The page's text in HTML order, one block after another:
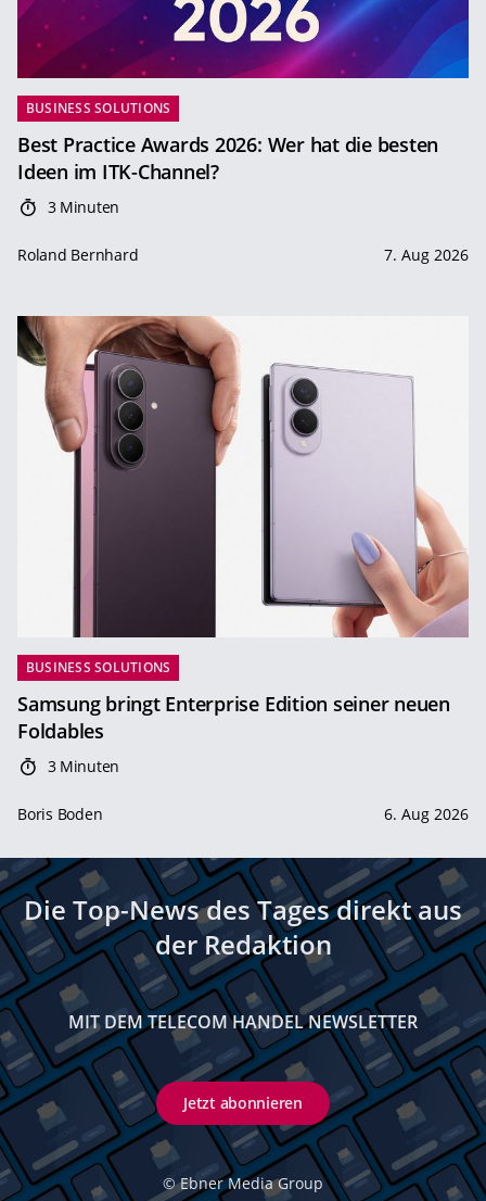
BUSINESS SOLUTIONS
Best Practice Awards 2026: Wer hat die besten
Ideen im ITK-Channel?
3 Minuten
Roland Bernhard 7. Aug 2026
BUSINESS SOLUTIONS
Samsung bringt Enterprise Edition seiner neuen
Foldables
3 Minuten
Boris Boden 6. Aug 2026
Die Top-News des Tages direkt aus
der Redaktion
MIT DEM TELECOM HANDEL NEWSLETTER
Jetzt abonnieren
© Ebner Media Group